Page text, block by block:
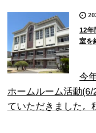
12年
室を
今
ホームルーム活動
ていただきました